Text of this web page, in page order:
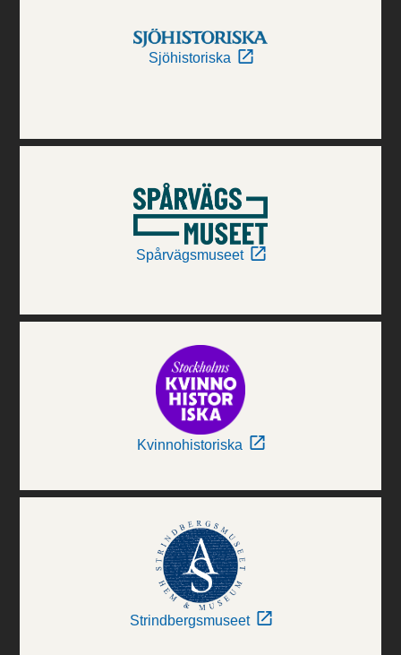
Sjöhistoriska
Spårvägsmuseet
Kvinnohistoriska
Strindbergsmuseet